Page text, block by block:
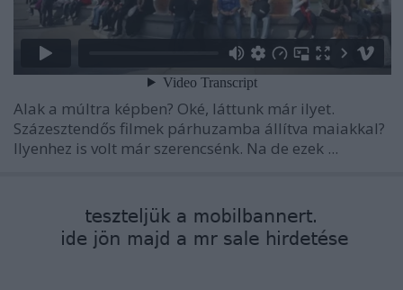
Alak a múltra képben? Oké, láttunk már ilyet.
Százesztendős filmek párhuzamba állítva maiakkal?
Ilyenhez is volt már szerencsénk. Na de ezek ...